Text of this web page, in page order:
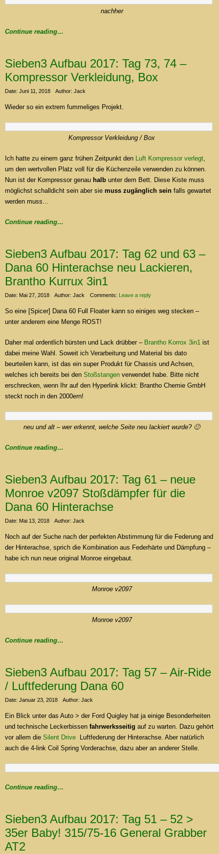
nachher
Continue reading…
Sieben3 Aufbau 2017: Tag 73, 74 –
Kompressor Verkleidung, Box
Date: Juni 11, 2018 Author: Jack
Wieder so ein extrem fummeliges Projekt.
Kompressor Verkleidung / Box
Ich hatte zu einem ganz frühen Zeitpunkt den Luft Kompressor verlegt,
um den wertvollen Platz voll für die Küchenzeile verwenden zu können.
Nun ist der Kompressor genau halb unter dem Bett. Diese Kiste muss
möglichst schalldicht sein aber sie muss zugänglich sein falls gewartet
werden muss…
Continue reading…
Sieben3 Aufbau 2017: Tag 62 und 63 –
Dana 60 Hinterachse neu Lackieren,
Brantho Kurrux 3in1
Date: Mai 27, 2018 Author: Jack Comments: Leave a reply
So eine [Spicer] Dana 60 Full Floater kann so einiges weg stecken –
unter anderem eine Menge ROST!
Daher mal ordentlich bürsten und Lack drübber – Brantho Korrox 3in1 ist
dabei meine Wahl. Soweit ich Verarbeitung und Material bis dato
beurteilen kann, ist das ein super Produkt für Chassis und Achsen,
welches ich bereits bei den Stoßstangen verwendet habe. Bitte nicht
erschrecken, wenn Ihr auf den Hyperlink klickt: Brantho Chemie GmbH
steckt noch in den 2000ern!
neu und alt – wer erkennt, welche Seite neu lackiert wurde? 🙂
Continue reading…
Sieben3 Aufbau 2017: Tag 61 – neue
Monroe v2097 Stoßdämpfer für die
Dana 60 Hinterachse
Date: Mai 13, 2018 Author: Jack
Noch auf der Suche nach der perfekten Abstimmung für die Federung and
der Hinterachse, sprich die Kombination aus Federhärte und Dämpfung –
habe ich nun neue original Monroe eingebaut.
Monroe v2097
Monroe v2097
Continue reading…
Sieben3 Aufbau 2017: Tag 57 – Air-Ride
/ Luftfederung Dana 60
Date: Januar 23, 2018 Author: Jack
Ein Blick unter das Auto > der Ford Quigley hat ja einige Besonderheiten
und technische Leckerbissen fahrwerksseitig auf zu warten. Dazu gehört
vor allem die Silent Drive Luftfederung der Hinterachse. Aber natürlich
auch die 4-link Coil Spring Vorderachse, dazu aber an anderer Stelle.
Continue reading…
Sieben3 Aufbau 2017: Tag 51 – 52 >
35er Baby! 315/75-16 General Grabber
AT2